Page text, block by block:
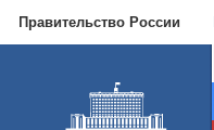
Правительство России